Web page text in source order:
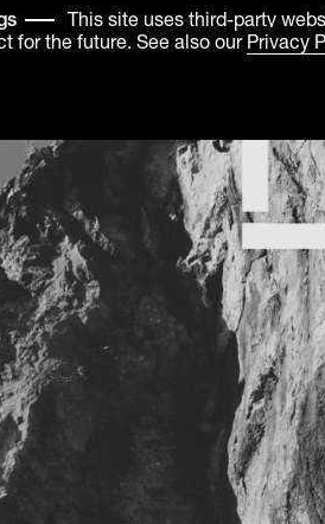
This site uses third-party
for the future. See also our Privacy